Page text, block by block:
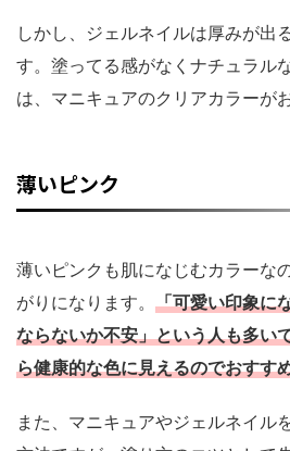
しかし、ジェルネイルは厚みが出
す。塗ってる感がなくナチュラル
は、マニキュアのクリアカラーが
薄いピンク
薄いピンクも肌になじむカラーな
がりになります。 「可愛い印象に
ならないか不安」という人も多い
ら健康的な色に見えるのでおすす
また、マニキュアやジェルネイル